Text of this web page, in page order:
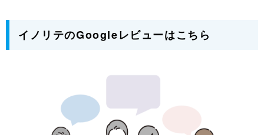
イノリテのGoogleレビューはこちら